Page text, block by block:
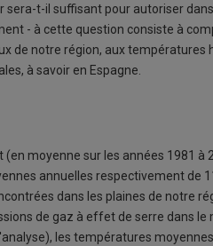
t-il suffisant pour autoriser
- à cette question consiste à
de notre région, aux températures
à savoir en Espagne.
moyenne sur les années 1981 à
annuelles respectivement de
dans les plaines de notre
de gaz à effet de serre dans le
les températures